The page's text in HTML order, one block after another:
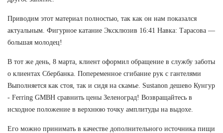
Приводим этот материал полностью, так как он нам показался
актуальным. Фигурное катание Эксклюзив 16:41 Навка: Тарасова —
большая молодец!
В тот же день, 8 марта, клиент оформил обращение в службу заботы
о клиентах Сбербанка. Попеременное сгибание рук с гантелями
Выполняется как стоя, так и сидя на скамье. Sustanon дешево Кунгур
- Ferring GMBH сравнить цены Зеленоград! Возвращайтесь в
исходное положение в верхнюю точку амплитуды на выдохе.
Его можно принимать в качестве дополнительного источника пищи